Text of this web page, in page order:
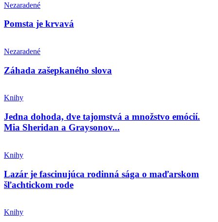
Nezaradené
Pomsta je krvavá
Nezaradené
Záhada zašepkaného slova
Knihy
Jedna dohoda, dve tajomstvá a množstvo emócií.
Mia Sheridan a Graysonov...
Knihy
Lazár je fascinujúca rodinná sága o maďarskom
šľachtickom rode
Knihy